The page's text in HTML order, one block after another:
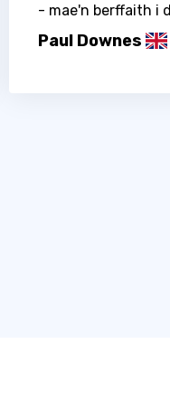
- mae'n berffaith i
Paul Downes